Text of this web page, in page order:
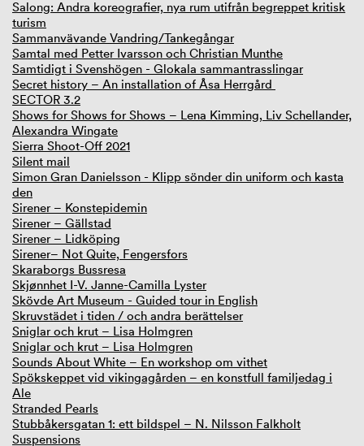
Salong: Andra koreografier, nya rum utifrån begreppet kritisk
turism
Sammanvävande Vandring/Tankegångar
Samtal med Petter Ivarsson och Christian Munthe
Samtidigt i Svenshögen - Glokala sammantrasslingar
Secret history – An installation of Åsa Herrgård
SECTOR 3.2
Shows for Shows for Shows – Lena Kimming, Liv Schellander,
Alexandra Wingate
Sierra Shoot-Off 2021
Silent mail
Simon Gran Danielsson - Klipp sönder din uniform och kasta
den
Sirener – Konstepidemin
Sirener – Gällstad
Sirener – Lidköping
Sirener– Not Quite, Fengersfors
Skaraborgs Bussresa
Skjønnhet I-V. Janne-Camilla Lyster
Skövde Art Museum - Guided tour in English
Skruvstädet i tiden / och andra berättelser
Sniglar och krut – Lisa Holmgren
Sniglar och krut – Lisa Holmgren
Sounds About White – En workshop om vithet
Spökskeppet vid vikingagården – en konstfull familjedag i
Ale
Stranded Pearls
Stubbåkersgatan 1: ett bildspel – N. Nilsson Falkholt
Suspensions